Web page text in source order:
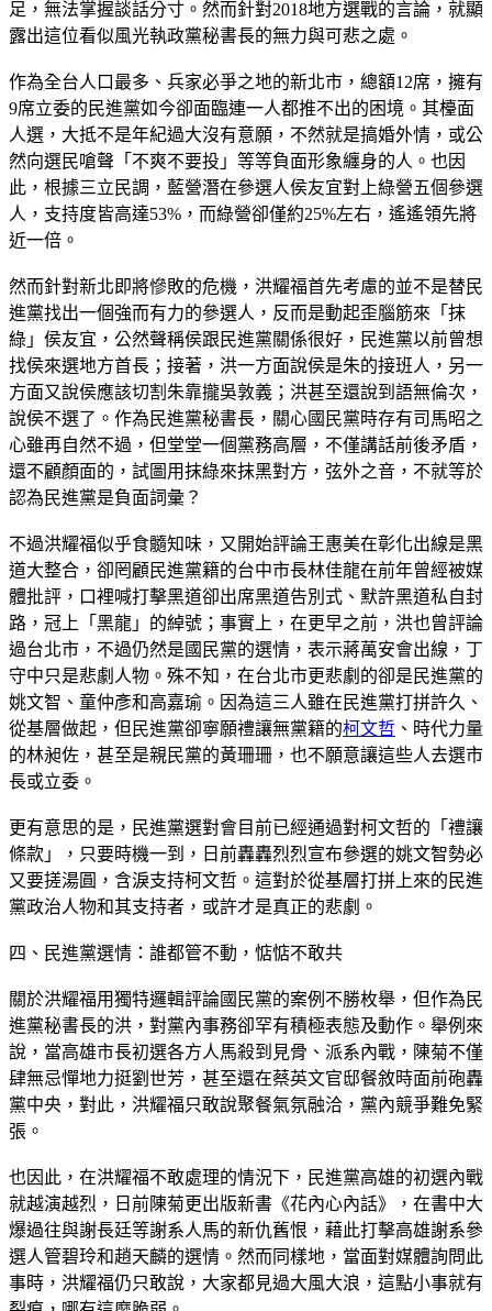
足，無法掌握談話分寸。然而針對2018地方選戰的言論，就顯
露出這位看似風光執政黨秘書長的無力與可悲之處。
作為全台人口最多、兵家必爭之地的新北市，總額12席，擁有
9席立委的民進黨如今卻面臨連一人都推不出的困境。其檯面
人選，大抵不是年紀過大沒有意願，不然就是搞婚外情，或公
然向選民嗆聲「不爽不要投」等等負面形象纏身的人。也因
此，根據三立民調，藍營潛在參選人侯友宜對上綠營五個參選
人，支持度皆高達53%，而綠營卻僅約25%左右，遙遙領先將
近一倍。
然而針對新北即將慘敗的危機，洪耀福首先考慮的並不是替民
進黨找出一個強而有力的參選人，反而是動起歪腦筋來「抹
綠」侯友宜，公然聲稱侯跟民進黨關係很好，民進黨以前曾想
找侯來選地方首長；接著，洪一方面說侯是朱的接班人，另一
方面又說侯應該切割朱靠攏吳敦義；洪甚至還說到語無倫次，
說侯不選了。作為民進黨秘書長，關心國民黨時存有司馬昭之
心雖再自然不過，但堂堂一個黨務高層，不僅講話前後矛盾，
還不顧顏面的，試圖用抹綠來抹黑對方，弦外之音，不就等於
認為民進黨是負面詞彙？
不過洪耀福似乎食髓知味，又開始評論王惠美在彰化出線是黑
道大整合，卻罔顧民進黨籍的台中市長林佳龍在前年曾經被媒
體批評，口裡喊打擊黑道卻出席黑道告別式、默許黑道私自封
路，冠上「黑龍」的綽號；事實上，在更早之前，洪也曾評論
過台北市，不過仍然是國民黨的選情，表示蔣萬安會出線，丁
守中只是悲劇人物。殊不知，在台北市更悲劇的卻是民進黨的
姚文智、童仲彥和高嘉瑜。因為這三人雖在民進黨打拼許久、
從基層做起，但民進黨卻寧願禮讓無黨籍的柯文哲 、時代力量
的林昶佐，甚至是親民黨的黃珊珊，也不願意讓這些人去選市
長或立委。
更有意思的是，民進黨選對會目前已經通過對柯文哲的「禮讓
條款」，只要時機一到，日前轟轟烈烈宣布參選的姚文智勢必
又要搓湯圓，含淚支持柯文哲。這對於從基層打拼上來的民進
黨政治人物和其支持者，或許才是真正的悲劇。
四、民進黨選情：誰都管不動，惦惦不敢共
關於洪耀福用獨特邏輯評論國民黨的案例不勝枚舉，但作為民
進黨秘書長的洪，對黨內事務卻罕有積極表態及動作。舉例來
說，當高雄市長初選各方人馬殺到見骨、派系內戰，陳菊不僅
肆無忌憚地力挺劉世芳，甚至還在蔡英文官邸餐敘時面前砲轟
黨中央，對此，洪耀福只敢說聚餐氣氛融洽，黨內競爭難免緊
張。
也因此，在洪耀福不敢處理的情況下，民進黨高雄的初選內戰
就越演越烈，日前陳菊更出版新書《花內心內話》，在書中大
爆過往與謝長廷等謝系人馬的新仇舊恨，藉此打擊高雄謝系參
選人管碧玲和趙天麟的選情。然而同樣地，當面對媒體詢問此
事時，洪耀福仍只敢說，大家都見過大風大浪，這點小事就有